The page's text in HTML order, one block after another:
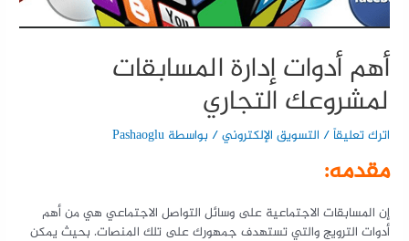
أهم أدوات إدارة المسابقات
لمشروعك التجاري
اترك تعليقاً/التسويق الإلكتروني/ بواسطةPashaoglu
مقدمه:
إن المسابقات الاجتماعية على وسائل التواصل الاجتماعي هي من أهم
أدوات الترويج والتي تستهدف جمهورك على تلك المنصات. بحيث يمكن